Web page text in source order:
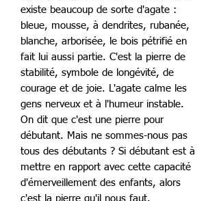
existe beaucoup de sorte d'agate :
bleue, mousse, à dendrites, rubanée,
blanche, arborisée, le bois pétrifié en
fait lui aussi partie. C'est la pierre de
stabilité, symbole de longévité, de
courage et de joie. L'agate calme les
gens nerveux et à l'humeur instable.
On dit que c'est une pierre pour
débutant. Mais ne sommes-nous pas
tous des débutants ? Si débutant est à
mettre en rapport avec cette capacité
d'émerveillement des enfants, alors
c'est la pierre qu'il nous faut.